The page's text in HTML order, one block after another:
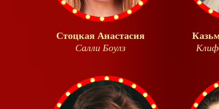
Стоцкая Анастасия
Салли Боулз